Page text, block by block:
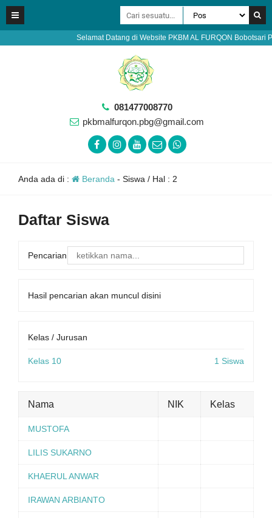
Selamat Datang di Website PKBM AL FURQON
081477008770
pkbmalfurqon.pbg@gmail.com
Anda ada di : Beranda - Siswa / Hal : 2
Daftar Siswa
Pencarian
Hasil pencarian akan muncul disini
Kelas / Jurusan
Kelas 10 1 Siswa
Nama NIK Kelas
MUSTOFA
LILIS SUKARNO
KHAERUL ANWAR
IRAWAN ARBIANTO